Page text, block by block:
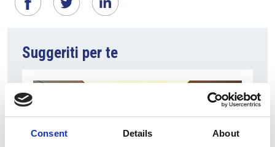
Consent Details About
Suggeriti per te